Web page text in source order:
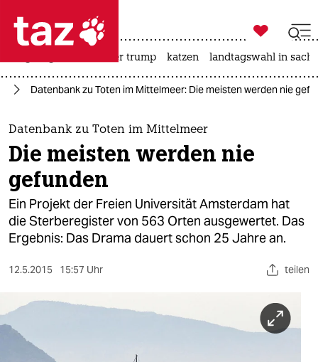
 taz zahl ich
taz zahl ich
themen
politik
öko
gesellschaft
berlin
nord

taz zahl ich
usa unter trump katzen landtagswahl in
Datenbank zu Toten im Mittelmeer: Die meisten werden nie
Datenbank zu Toten im Mittelmeer
Die meisten werden nie
gefunden
Ein Projekt der Freien Universität Amsterdam hat
die Sterberegister von 563 Orten ausgewertet. Das
Ergebnis: Das Drama dauert schon 25 Jahre an.
12.5.2015 15:57 Uhr teilen